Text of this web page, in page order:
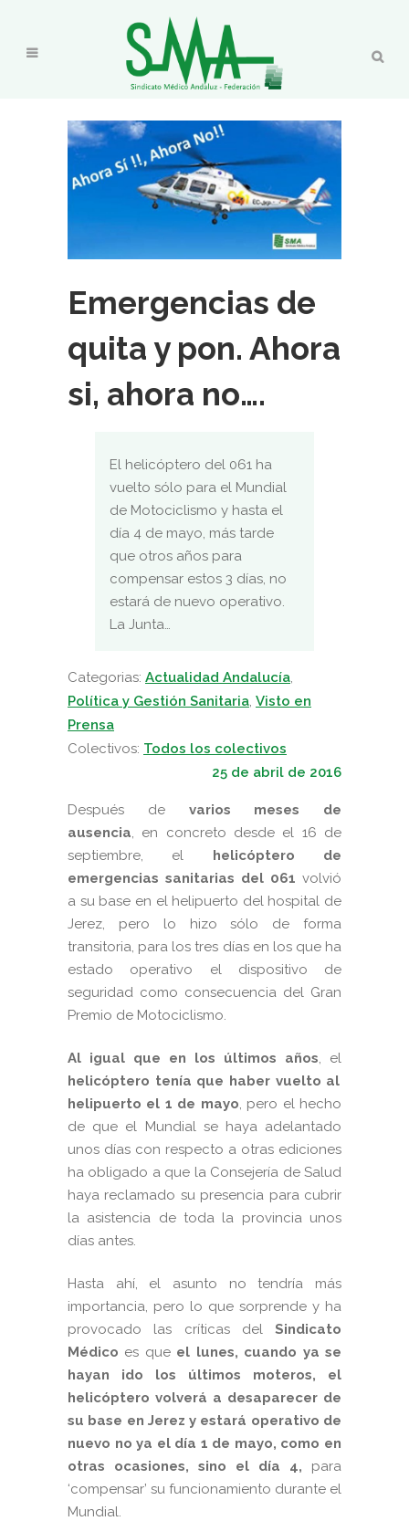
Emergencias de
quita y pon. Ahora
si, ahora no….
El helicóptero del 061 ha
vuelto sólo para el Mundial
de Motociclismo y hasta el
día 4 de mayo, más tarde
que otros años para
compensar estos 3 días, no
estará de nuevo operativo.
La Junta…
Categorias: Actualidad Andalucía,
Política y Gestión Sanitaria, Visto en
Prensa
Colectivos: Todos los colectivos
25 de abril de 2016
Después de varios meses de
ausencia, en concreto desde el 16 de
septiembre, el helicóptero de
emergencias sanitarias del 061 volvió
a su base en el helipuerto del hospital de
Jerez, pero lo hizo sólo de forma
transitoria, para los tres días en los que ha
estado operativo el dispositivo de
seguridad como consecuencia del Gran
Premio de Motociclismo.
Al igual que en los últimos años, el
helicóptero tenía que haber vuelto al
helipuerto el 1 de mayo, pero el hecho
de que el Mundial se haya adelantado
unos días con respecto a otras ediciones
ha obligado a que la Consejería de Salud
haya reclamado su presencia para cubrir
la asistencia de toda la provincia unos
días antes.
Hasta ahí, el asunto no tendría más
importancia, pero lo que sorprende y ha
provocado las críticas del Sindicato
Médico es que el lunes, cuando ya se
hayan ido los últimos moteros, el
helicóptero volverá a desaparecer de
su base en Jerez y estará operativo de
nuevo no ya el día 1 de mayo, como en
otras ocasiones, sino el día 4, para
‘compensar’ su funcionamiento durante el
Mundial.